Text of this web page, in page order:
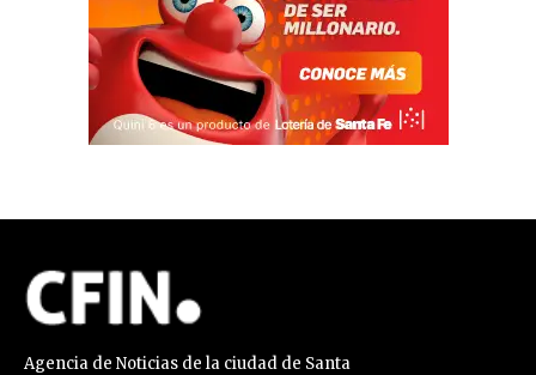
Agencia de Noticias de la ciudad de Santa